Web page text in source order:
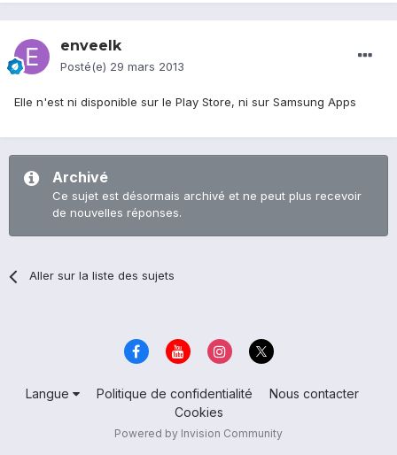
enveelk
Posté(e) 29 mars 2013
Elle n'est ni disponible sur le Play Store, ni sur Samsung Apps
Archivé
Ce sujet est désormais archivé et ne peut plus recevoir
de nouvelles réponses.
Aller sur la liste des sujets
Langue Politique de confidentialité
Nous contacter
Cookies
Powered by Invision Community